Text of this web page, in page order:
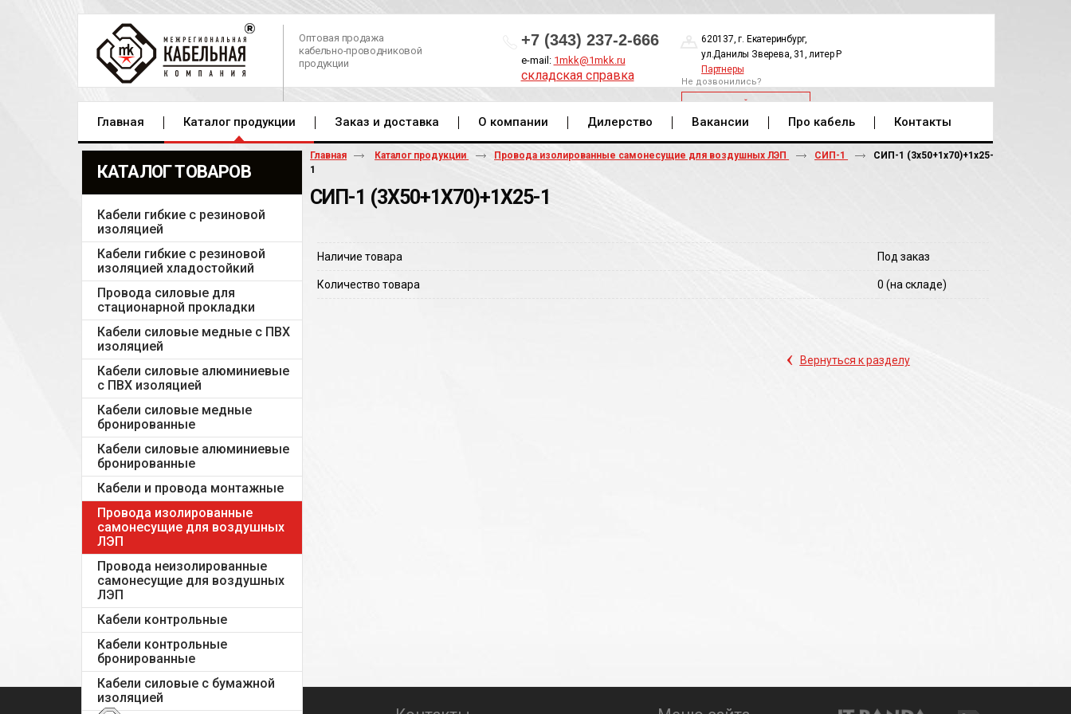
Оптовая продажа
кабельно-проводниковой
продукции
+7 (343) 237-2-666
e-mail: 1mkk@1mkk.ru
складская справка
620137, г. Екатеринбург,
ул.Данилы Зверева, 31, литер Р
Партнеры
Не дозвонились?
ОБРАТНЫЙ ЗВОНОК
Главная Каталог продукции Заказ и доставка О компании Дилерство Вакансии Про кабель Контакты
КАТАЛОГ ТОВАРОВ
Кабели гибкие с резиновой
изоляцией
Кабели гибкие с резиновой
изоляцией хладостойкий
Провода силовые для
стационарной прокладки
Кабели силовые медные с ПВХ
изоляцией
Кабели силовые алюминиевые
с ПВХ изоляцией
Кабели силовые медные
бронированные
Кабели силовые алюминиевые
бронированные
Кабели и провода монтажные
Провода изолированные
самонесущие для воздушных
ЛЭП
Провода неизолированные
самонесущие для воздушных
ЛЭП
Кабели контрольные
Кабели контрольные
бронированные
Кабели силовые с бумажной
изоляцией
Главная Каталог продукции Провода изолированные самонесущие для воздушных ЛЭП СИП-1
СИП-1 (3х50+1х70)+1х25-
1
СИП-1 (3Х50+1Х70)+1Х25-1
Наличие товара Под заказ
Количество товара 0 (на складе)
‹ Вернуться к разделу